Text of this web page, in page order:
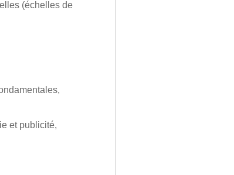
(échelles de
et publicité,